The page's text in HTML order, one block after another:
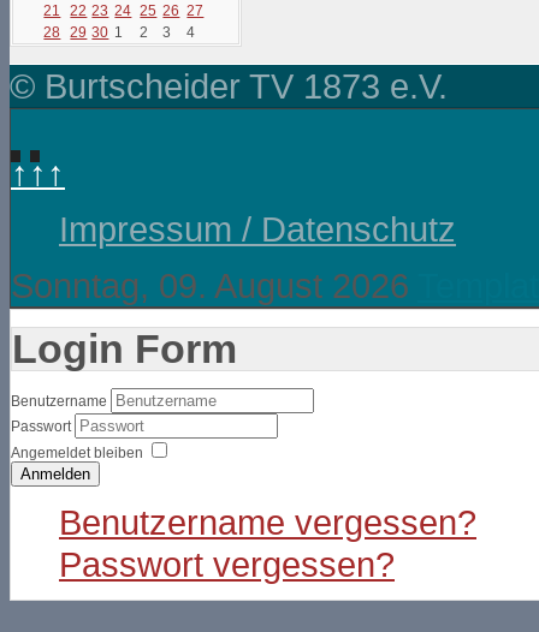
21
22 23 24 25 26 27
28 29 30 1 2 3 4
© Burtscheider TV 1873 e.V.
↑↑↑
Impressum / Datenschutz
Sonntag, 09. August 2026
Login Form
Benutzername
Passwort
Angemeldet bleiben
Anmelden
Benutzername vergessen?
Passwort vergessen?